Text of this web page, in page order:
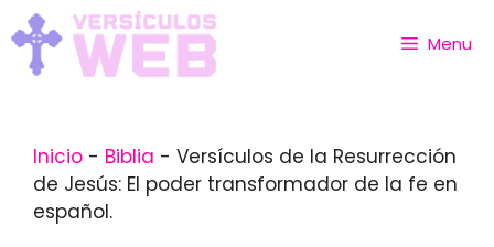
Skip
to
content
Menu
Inicio - Biblia - Versículos de la Resurrección
de Jesús: El poder transformador de la fe en
español.